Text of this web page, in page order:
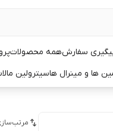
سفارشهمه محصولات
ها و مینرال هاسیترولین